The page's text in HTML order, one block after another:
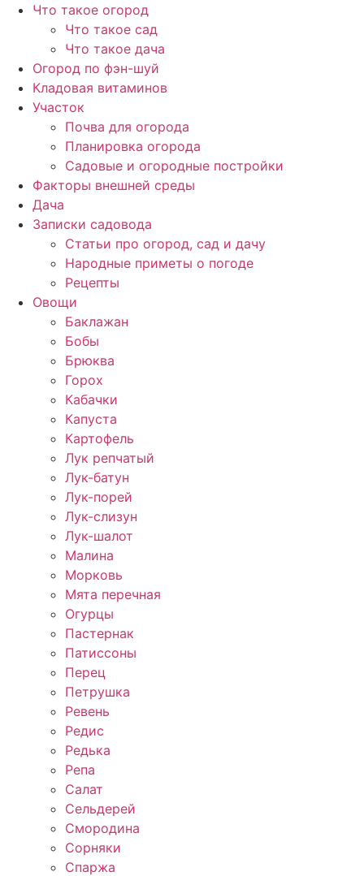
Перейти
содержимому
Что такое огород
Что такое сад
Что такое дача
Огород по фэн-шуй
Кладовая витаминов
Участок
Почва для огорода
Планировка огорода
Садовые и огородные постройки
Факторы внешней среды
Дача
Записки садовода
Статьи про огород, сад и дачу
Народные приметы о погоде
Рецепты
Овощи
Баклажан
Бобы
Брюква
Горох
Кабачки
Капуста
Картофель
Лук репчатый
Лук-батун
Лук-порей
Лук-слизун
Лук-шалот
Малина
Морковь
Мята перечная
Огурцы
Пастернак
Патиссоны
Перец
Петрушка
Ревень
Редис
Редька
Репа
Салат
Сельдерей
Смородина
Сорняки
Спаржа